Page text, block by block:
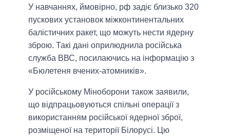
У навчаннях, ймовірно, рф задіє близько 320
пускових установок міжконтинентальних
балістичних ракет, що можуть нести ядерну
зброю. Такі дані оприлюднила російська
служба ВВС, посилаючись на інформацію з
«Бюлетеня вчених-атомників».
У російському Міноборони також заявили,
що відпрацьовуються спільні операції з
використанням російської ядерної зброї,
розміщеної на території Білорусі. Цю